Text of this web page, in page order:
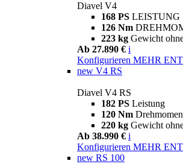
Diavel V4
168 PS LEISTUNG
126 Nm
223 kg Gewicht
Ab 27.890 € i
Konfigurieren MEHR
new V4 RS
Diavel V4 RS
182 PS Leistung
120 Nm
220 kg Gewicht
Ab 38.990 € i
Konfigurieren MEHR
new RS 100